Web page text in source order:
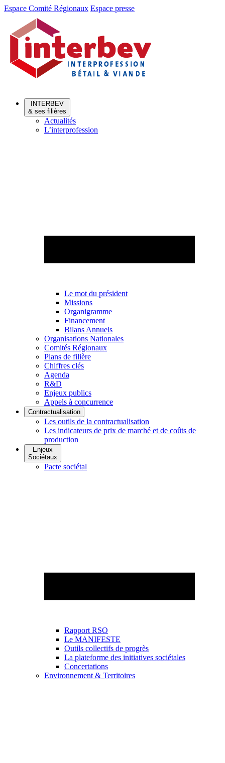
Aller
Aller
contenu
Espace Comité Régionaux Espace presse
INTERBEV
& ses filières
Actualités
L’interprofession
Le mot du président
Missions
Organigramme
Financement
Bilans Annuels
Organisations Nationales
Comités Régionaux
Plans de filière
Chiffres clés
Agenda
R&D
Enjeux publics
Appels à concurrence
Contractualisation
Les outils de la contractualisation
Les indicateurs de prix de marché et de coûts de
production
Enjeux
Sociétaux
Pacte sociétal
Rapport RSO
Le MANIFESTE
Outils collectifs de progrès
La plateforme des initiatives sociétales
Concertations
Environnement & Territoires